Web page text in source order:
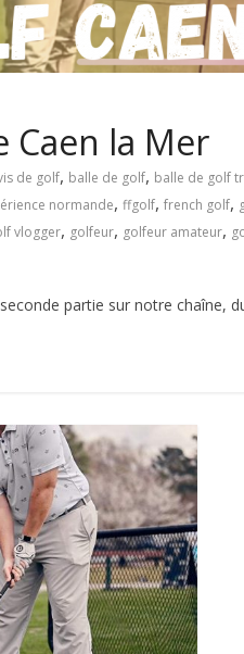
Caen la Mer
de golf, balle de golf, balle de golf
normande, ffgolf, french golf,
vlogger, golfeur, golfeur amateur,
partie sur notre chaîne,